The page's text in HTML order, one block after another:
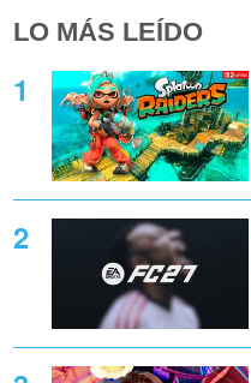
LO MÁS LEÍDO